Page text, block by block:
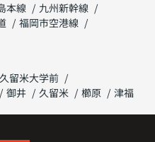
本線
九州新幹線
福岡市空港線
久留米大学前
御井 久留米 櫛原 津福